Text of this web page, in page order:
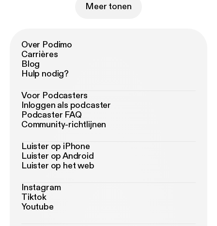
Meer tonen
Over Podimo
Carrières
Blog
Hulp nodig?
Voor Podcasters
Inloggen als podcaster
Podcaster FAQ
Community-richtlijnen
Luister op iPhone
Luister op Android
Luister op het web
Instagram
Tiktok
Youtube